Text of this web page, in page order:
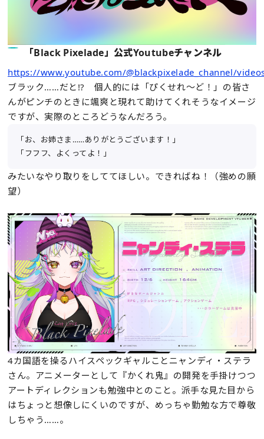
「Black Pixelade」公式Youtubeチャンネル
https://www.youtube.com/@blackpixelade_channel/
ブラック……だと!? 個人的には「ぴくせれ～ど！」の皆さ
んがピンチのときに颯爽と現れて助けてくれそうなイメージ
ですが、実際のところどうなんだろう。
「お、お姉さま……ありがとうございます！」
「フフフ、よくってよ！」
みたいなやり取りをしててほしい。できればね！（強めの願
望）
4カ国語を操るハイスペックギャルことニャンディ・ステラ
さん。アニメーターとして『かくれ鬼』の開発を手掛けつつ
アートディレクションも勉強中とのこと。派手な見た目から
はちょっと想像しにくいのですが、めっちゃ勤勉な方で尊敬
しちゃう……。